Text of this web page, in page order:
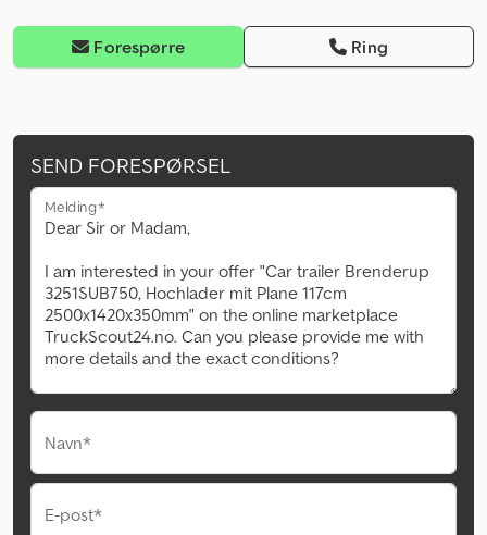
Forespørre Ring
SEND FORESPØRSEL
Melding*
Navn*
E-post*